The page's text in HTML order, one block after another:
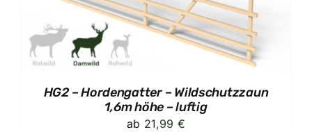
HG2 – Hordengatter – Wildschutzzaun
1,6m höhe – luftig
ab 21,99 €